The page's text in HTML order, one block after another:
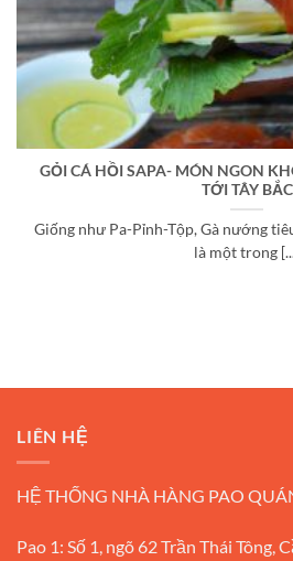
GỎI CÁ HỒI SAPA- MÓN NGON
TỚI TÂY BẮC
Giống như Pa-Pỉnh-Tộp, Gà nướng
là một trong
LIÊN HỆ
HỆ THỐNG NHÀ HÀNG PAO
Pao 1: Số 1, ngõ 62 Trần Thái Tông,